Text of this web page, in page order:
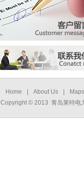
Home About Us Maps
Copyright © 2013 青岛莱特电